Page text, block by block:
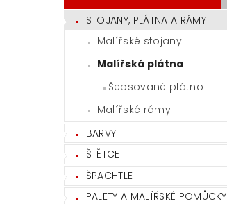
STOJANY, PLÁTNA A RÁMY
Malířské stojany
Malířská plátna
Šepsované plátno
Malířské rámy
BARVY
ŠTĚTCE
ŠPACHTLE
PALETY A MALÍŘSKÉ POMŮCKY